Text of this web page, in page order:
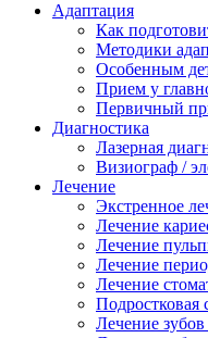
Адаптация
Как
Методики
Особенным
Прием у
Первичный
Диагностика
Лазерная
Визиограф /
Лечение
Экстренное
Лечение
Лечение
Лечение
Лечение
Подростковая
Лечение